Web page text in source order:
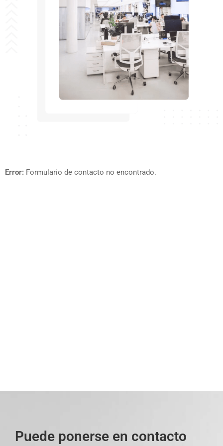
Error: Formulario de contacto no encontrado.
Puede ponerse en contacto